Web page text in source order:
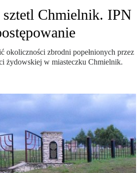
sztetl Chmielnik. IPN
okoliczności zbrodni popełnionych przez
żydowskiej w miasteczku Chmielnik.